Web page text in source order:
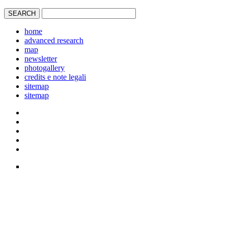
home
advanced research
map
newsletter
photogallery
credits e note legali
sitemap
sitemap